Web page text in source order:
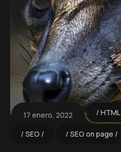
17 enero, 2022 HTML
SEO SEO on page